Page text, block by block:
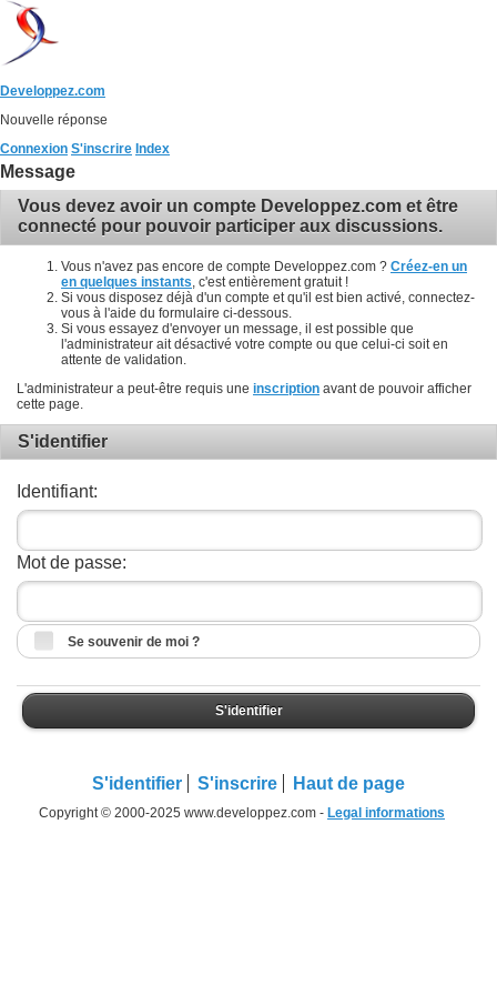
Developpez.com
Nouvelle réponse
Connexion S'inscrire Index
Message
Vous devez avoir un compte Developpez.com et être
connecté pour pouvoir participer aux discussions.
Vous n'avez pas encore de compte Developpez.com ? Créez-en un
en quelques instants , c'est entièrement gratuit !
Si vous disposez déjà d'un compte et qu'il est bien activé, connectez-
vous à l'aide du formulaire ci-dessous.
Si vous essayez d'envoyer un message, il est possible que
l'administrateur ait désactivé votre compte ou que celui-ci soit en
attente de validation.
L'administrateur a peut-être requis une inscription avant de pouvoir afficher
cette page.
S'identifier
Identifiant:
Mot de passe:
Se souvenir de moi ?
S'identifier
S'identifier S'inscrire Haut de page
Copyright © 2000-2025 www.developpez.com - Legal informations